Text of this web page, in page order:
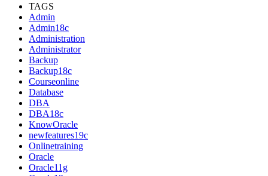
TAGS
Admin
Admin18c
Administration
Administrator
Backup
Backup18c
Courseonline
Database
DBA
DBA18c
KnowOracle
newfeatures19c
Onlinetraining
Oracle
Oracle11g